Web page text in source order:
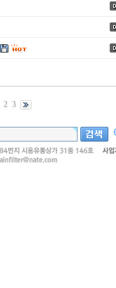
2 3